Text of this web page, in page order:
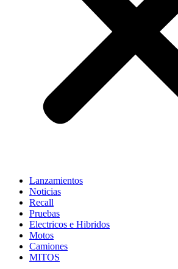
Lanzamientos
Noticias
Recall
Pruebas
Electricos e Hibridos
Motos
Camiones
MITOS